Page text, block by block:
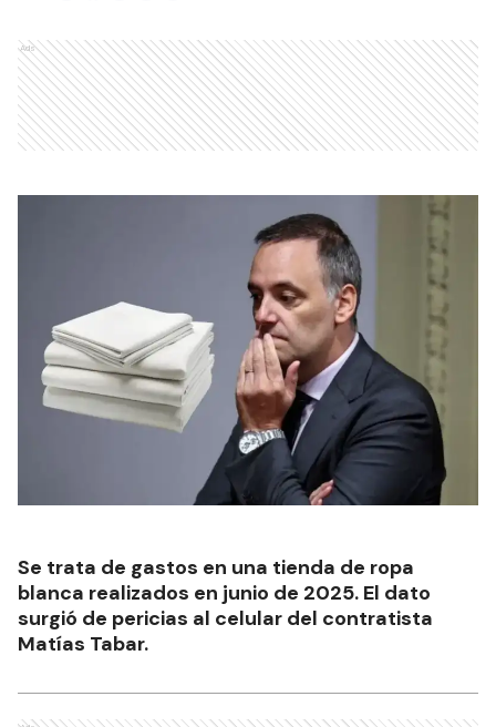
Ads
Se trata de gastos en una tienda de ropa
blanca realizados en junio de 2025. El dato
surgió de pericias al celular del contratista
Matías Tabar.